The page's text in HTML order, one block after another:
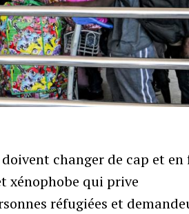
changer de cap et
xénophobe qui prive
réfugiées et